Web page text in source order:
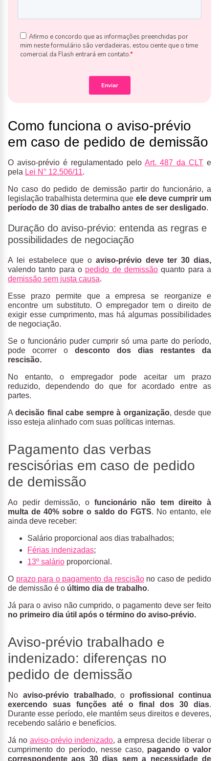
Como funciona o aviso-prévio
em caso de pedido de demissão
O aviso-prévio é regulamentado peloArt. 487 da CLT e
pela Lei N° 12.506/11.
No caso do pedido de demissão partir do funcionário, a
legislação trabalhista determina que ele deve cumprir um
período de 30 dias de trabalho antes de ser desligado.
Duração do aviso-prévio: entenda as regras e
possibilidades de negociação
A lei estabelece que o aviso-prévio deve ter 30 dias,
valendo tanto para o pedido de demissão quanto para a
demissão sem justa causa.
Esse prazo permite que a empresa se reorganize e
encontre um substituto. O empregador tem o direito de
exigir esse cumprimento, mas há algumas possibilidades
de negociação.
Se o funcionário puder cumprir só uma parte do período,
pode ocorrer o desconto dos dias restantes da
rescisão.
No entanto, o empregador pode aceitar um prazo
reduzido, dependendo do que for acordado entre as
partes.
Adecisão final cabe sempre à organização, desde que
isso esteja alinhado com suas políticas internas.
Pagamento das verbas
rescisórias em caso de pedido
de demissão
Ao pedir demissão, o funcionário não tem direito à
multa de 40% sobre o saldo do FGTS. No entanto, ele
ainda deve receber:
Salário proporcional aos dias trabalhados;
Férias indenizadas;
13º salário proporcional.
O prazo para o pagamento da rescisãono caso de pedido
de demissão é o último dia de trabalho.
Já para o aviso não cumprido, o pagamento deve ser feito
no primeiro dia útil após o término do aviso-prévio.
Aviso-prévio trabalhado e
indenizado: diferenças no
pedido de demissão
No aviso-prévio trabalhado, o profissional continua
exercendo suas funções
até o final dos 30 dias.
Durante esse período, ele mantém seus direitos e deveres,
recebendo salário e benefícios.
Já no aviso-prévio indenizado, a empresa decide liberar o
cumprimento do período, nesse caso, pagando o valor
correspondente aos 30 dias sem a necessidade de